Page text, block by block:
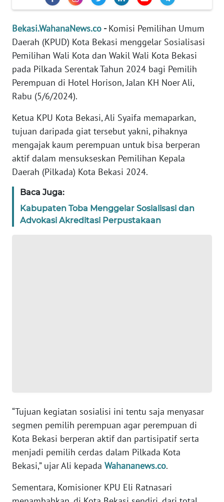
Bekasi.WahanaNews.co -Komisi Pemilihan Umum
Daerah (KPUD) Kota Bekasi menggelar Sosialisasi
Pemilihan Wali Kota dan Wakil Wali Kota Bekasi
pada Pilkada Serentak Tahun 2024 bagi Pemilih
Perempuan di Hotel Horison, Jalan KH Noer Ali,
Rabu (5/6/2024).
Ketua KPU Kota Bekasi, Ali Syaifa memaparkan,
tujuan daripada giat tersebut yakni, pihaknya
mengajak kaum perempuan untuk bisa berperan
aktif dalam mensukseskan Pemilihan Kepala
Daerah (Pilkada) Kota Bekasi 2024.
Baca Juga:
Kabupaten Toba Menggelar Sosialisasi dan
Advokasi Akreditasi Perpustakaan
“Tujuan kegiatan sosialisi ini tentu saja menyasar
segmen pemilih perempuan agar perempuan di
Kota Bekasi berperan aktif dan partisipatif serta
menjadi pemilih cerdas dalam Pilkada Kota
Bekasi,” ujar Ali kepada Wahananews.co.
Sementara, Komisioner KPU Eli Ratnasari
REDAKSI
KARIR
News
WN
SUMUT
WN
WN
JABAR
BARAT
WN
RIAU
SERAMBI